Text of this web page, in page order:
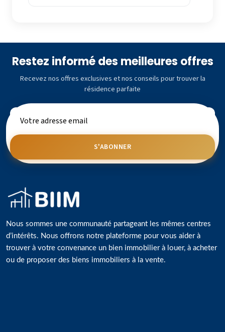
Restez informé des meilleures offres
Recevez nos offres exclusives et nos conseils pour trouver la
résidence parfaite
S'ABONNER
Nous sommes une communauté partageant les mêmes centres
d’intérêts. Nous offrons notre plateforme pour vous aider à
trouver à votre convenance un bien immobilier à louer, à acheter
ou de proposer des biens immobiliers à la vente.